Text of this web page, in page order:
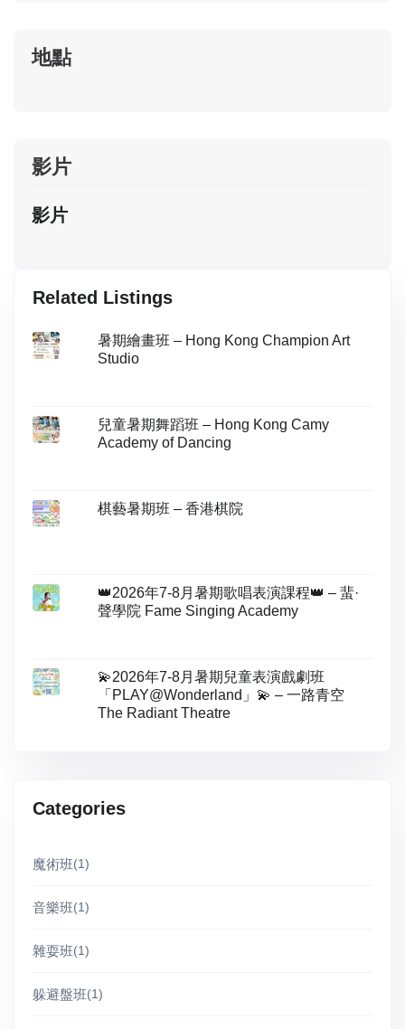
地點
影片
影片
Related Listings
暑期繪畫班 – Hong Kong Champion Art
Studio
兒童暑期舞蹈班 – Hong Kong Camy
Academy of Dancing
棋藝暑期班 – 香港棋院
👑2026年7-8月暑期歌唱表演課程👑 – 蜚·
聲學院 Fame Singing Academy
💫2026年7-8月暑期兒童表演戲劇班
「PLAY@Wonderland」💫 – 一路青空
The Radiant Theatre
Categories
魔術班(1)
音樂班(1)
雜耍班(1)
躲避盤班(1)